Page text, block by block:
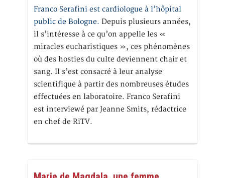
Franco Serafini est cardiologue à l’hôpital
public de Bologne. Depuis plusieurs années,
il s’intéresse à ce qu’on appelle les «
miracles eucharistiques », ces phénomènes
où des hosties du culte deviennent chair et
sang. Il s’est consacré à leur analyse
scientifique à partir des nombreuses études
effectuées en laboratoire. Franco Serafini
est interviewé par Jeanne Smits, rédactrice
en chef de RiTV.